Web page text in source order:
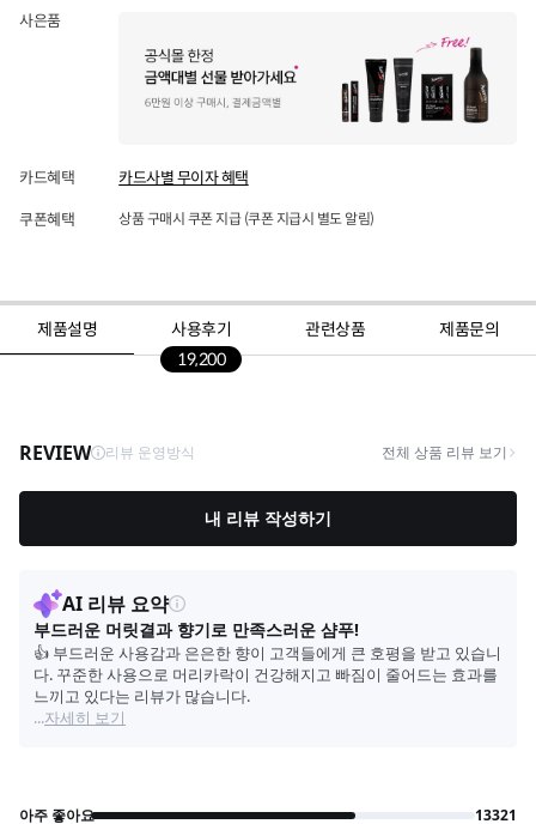
사은품
카드혜택 카드사별 무이자 혜택
쿠폰혜택 상품 구매시 쿠폰 지급 (쿠폰 지급시 별도 알림)
제품설명
사용후기
19,200
관련상품 제품문의